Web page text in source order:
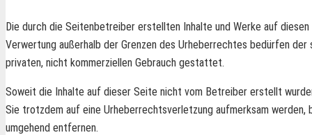
Die durch die Seitenbetreiber erstellten Inhalte und Werke auf
Verwertung außerhalb der Grenzen des Urheberrechtes bedürfen
privaten, nicht kommerziellen Gebrauch gestattet.
Soweit die Inhalte auf dieser Seite nicht vom Betreiber erstellt
Sie trotzdem auf eine Urheberrechtsverletzung aufmerksam
umgehend entfernen.